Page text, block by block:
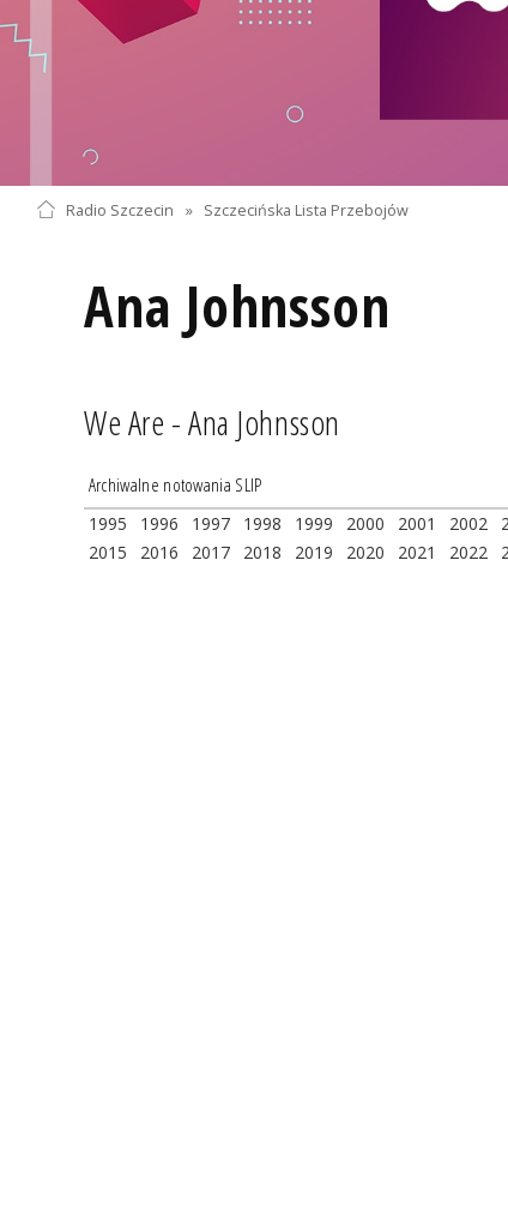
Radio Szczecin » Szczecińska Lista Przebojów
Ana Johnsson
We Are - Ana Johnsson
Archiwalne notowania SLIP
1995 1996 1997 1998 1999 2000 2001 2002
2015
2016 2017 2018 2019 2020 2021 2022